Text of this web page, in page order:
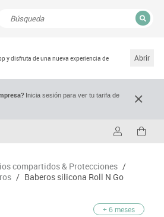
y disfruta de una nueva experiencia de
Abrir
Inicia sesión para ver tu tarifa de
compartidos & Protecciones /
/ Baberos silicona Roll N Go
+ 6 meses